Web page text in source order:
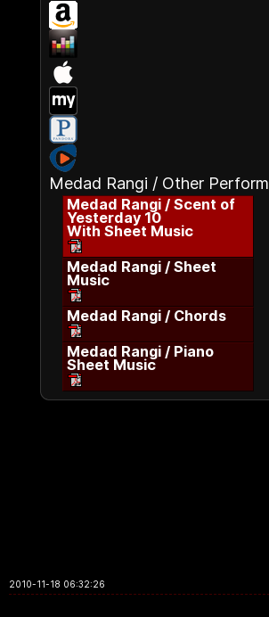
Medad Rangi / Other
Medad Rangi / Scent of
Yesterday 10
With Sheet Music
Medad Rangi / Sheet
Music
Medad Rangi / Chords
Medad Rangi / Piano
Sheet Music
2010-11-18 06:32:26